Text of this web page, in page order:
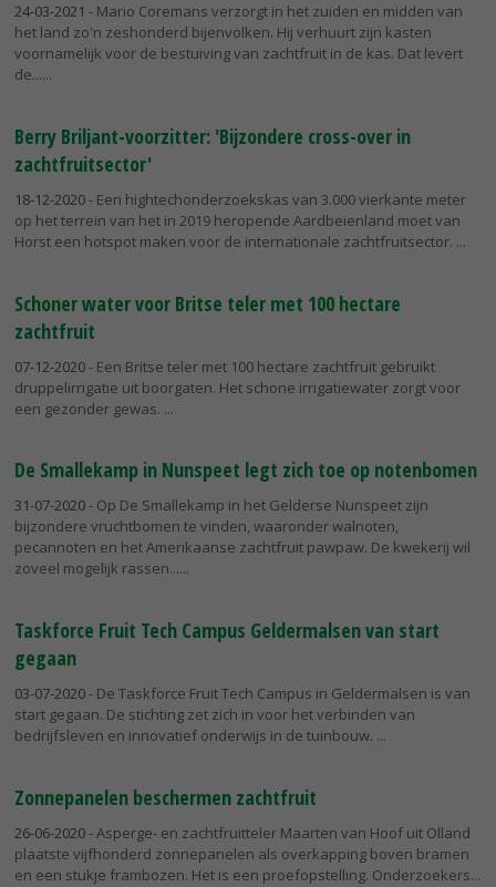
24-03-2021 - Mario Coremans verzorgt in het zuiden en midden van
het land zo'n zeshonderd bijenvolken. Hij verhuurt zijn kasten
voornamelijk voor de bestuiving van zachtfruit in de kas. Dat levert
de...
Berry Briljant-voorzitter: 'Bijzondere cross-over in
zachtfruitsector'
18-12-2020- Een hightechonderzoekskas van 3.000 vierkante meter
op het terrein van het in 2019 heropende Aardbeienland moet van
Horst een hotspot maken voor de internationale zachtfruitsector.
Schoner water voor Britse teler met 100 hectare
zachtfruit
07-12-2020- Een Britse teler met 100 hectare zachtfruit gebruikt
druppelirrigatie uit boorgaten. Het schone irrigatiewater zorgt voor
een gezonder gewas.
De Smallekamp in Nunspeet legt zich toe op notenbomen
31-07-2020- Op De Smallekamp in het Gelderse Nunspeet zijn
bijzondere vruchtbomen te vinden, waaronder walnoten,
pecannoten en het Amerikaanse zachtfruit pawpaw. De kwekerij wil
zoveel mogelijk rassen...
Taskforce Fruit Tech Campus Geldermalsen van start
gegaan
03-07-2020- De Taskforce Fruit Tech Campus in Geldermalsen is van
start gegaan. De stichting zet zich in voor het verbinden van
bedrijfsleven en innovatief onderwijs in de tuinbouw.
Zonnepanelen beschermen zachtfruit
26-06-2020- Asperge- en zachtfruitteler Maarten van Hoof uit Olland
plaatste vijfhonderd zonnepanelen als overkapping boven bramen
en een stukje frambozen. Het is een proefopstelling. Onderzoekers...